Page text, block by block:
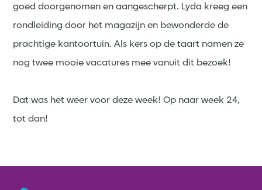
goed doorgenomen en aangescherpt. Lyda kreeg een
rondleiding door het magazijn en bewonderde de
prachtige kantoortuin. Als kers op de taart namen ze
nog twee mooie vacatures mee vanuit dit bezoek!
Dat was het weer voor deze week! Op naar week 24,
tot dan!